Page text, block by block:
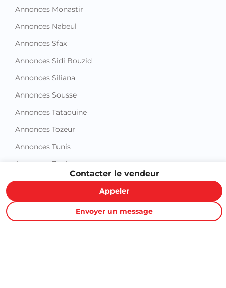
Contacter le vendeur
Appeler
Envoyer un message
Annonces Monastir
Annonces Nabeul
Annonces Sfax
Annonces Sidi Bouzid
Annonces Siliana
Annonces Sousse
Annonces Tataouine
Annonces Tozeur
Annonces Tunis
Annonces Zaghouan